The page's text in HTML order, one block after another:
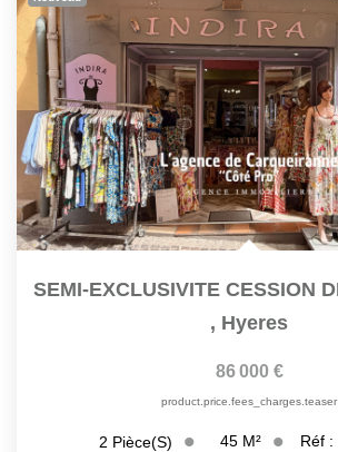
, Hyeres
86 000 €
product.price.fees_charges.teaser
2 Pièce(s) 45 M² Réf :